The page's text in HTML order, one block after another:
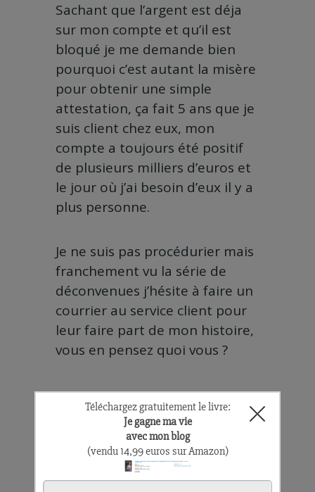
Sachant que l’argent est déja
sur mon compte et qu’il est
bloqué je me demande bien
pourquoi c’est autant la misère
pour obtenir une simple
attestation, ça fait 5 ans que je
suis client chez eux, mon
compte a toujours été positif
de plusieurs milliers d’euros et
le jour où j’ai besoin d’eux il y a
plus personne.
Je ne suis pas procédurier mais
franchement vu la série de
déconvenues j’hésite à faire un
courrier au service client pour
leur faire part de mon histoire,
vous en pensez quoi vous ?